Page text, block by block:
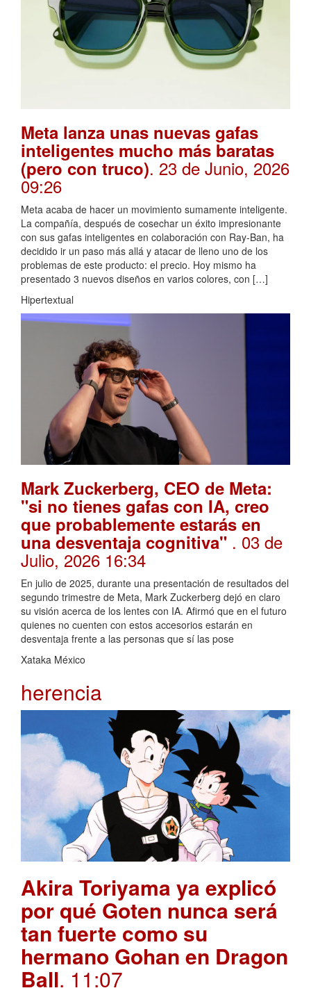
Meta lanza unas nuevas gafas
inteligentes mucho más baratas
(pero con truco). 23 de Junio, 2026
09:26
Meta acaba de hacer un movimiento sumamente inteligente.
La compañía, después de cosechar un éxito impresionante
con sus gafas inteligentes en colaboración con Ray-Ban, ha
decidido ir un paso más allá y atacar de lleno uno de los
problemas de este producto: el precio. Hoy mismo ha
presentado 3 nuevos diseños en varios colores, con […]
Hipertextual
Mark Zuckerberg, CEO de Meta:
"si no tienes gafas con IA, creo
que probablemente estarás en
una desventaja cognitiva" . 03 de
Julio, 2026 16:34
En julio de 2025, durante una presentación de resultados del
segundo trimestre de Meta, Mark Zuckerberg dejó en claro
su visión acerca de los lentes con IA. Afirmó que en el futuro
quienes no cuenten con estos accesorios estarán en
desventaja frente a las personas que sí las pose
Xataka México
herencia
Akira Toriyama ya explicó
por qué Goten nunca será
tan fuerte como su
hermano Gohan en Dragon
Ball. 11:07